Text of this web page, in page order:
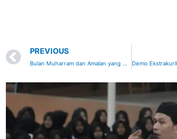
Prev
PREVIOUS
Bulan Muharram dan Amalan yang Dianjurkan